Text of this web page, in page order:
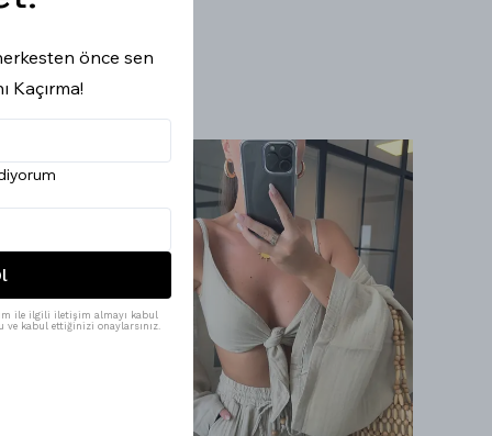
önce sen
Kaçırma!
ile ilgili iletişim almayı kabul
ve kabul ettiğinizi onaylarsınız.